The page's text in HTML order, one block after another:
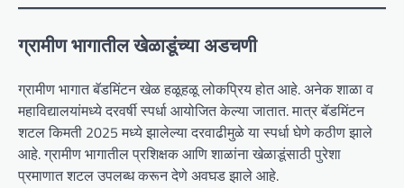
ग्रामीण भागातील खेळाडूंच्या अडचणी
ग्रामीण भागात बॅडमिंटन खेळ हळूहळू लोकप्रिय होत आहे. अनेक शाळा व
महाविद्यालयांमध्ये दरवर्षी स्पर्धा आयोजित केल्या जातात. मात्र बॅडमिंटन
शटल किमती 2025 मध्ये झालेल्या दरवाढीमुळे या स्पर्धा घेणे कठीण झाले
आहे. ग्रामीण भागातील प्रशिक्षक आणि शाळांना खेळाडूंसाठी पुरेशा
प्रमाणात शटल उपलब्ध करून देणे अवघड झाले आहे.